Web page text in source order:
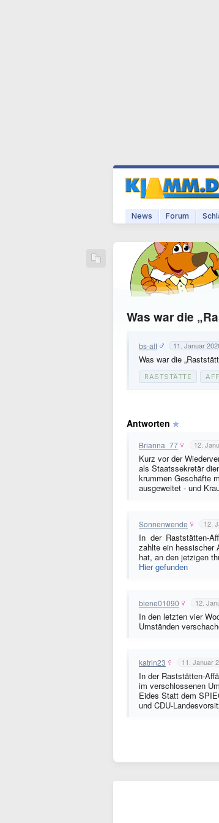
News Forum
Was war die
bs-alf 11. Januar
Was war die
RASTSTÄTTE
Antworten
Brianna_77 12.
Kurz vor der
als Staatssekretär
krummen Geschäfte
ausgeweitet - und
Sonnenwende 12.
In der Raststätten-
zahlte ein hessischer
hat, an den jetzigen
Hier gefunden
biene01090 12.
In den letzten vier
Umständen
katrin23 11. Januar
In der Raststätten-
im verschlossenen
Eides Statt dem
und CDU-